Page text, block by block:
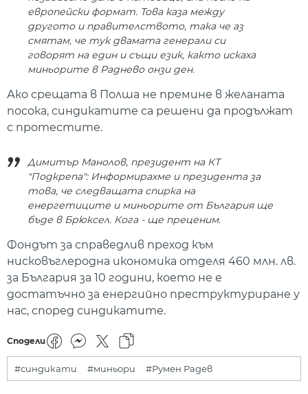
европейски формат. Това каза между
другото и правителството, така че аз
смятам, че тук двамата генерали си
говорят на един и същи език, както искаха
миньорите в Раднево онзи ден.
Ако срещата в Полша не премине в желаната
посока, синдикатите са решени да продължат
с протестите.
Димитър Манолов, президент на КТ
"Подкрепа": Информирахме и президента за
това, че следващата спирка на
енергетиците и миньорите от България ще
бъде в Брюксел. Кога - ще преценим.
Фондът за справедлив преход към
нисковъглеродна икономика отделя 460 млн. лв.
за България за 10 години, което не е
достатъчно за енергийно преструктуриране у
нас, според синдикатите.
Сподели
#синдикати #миньори #Румен Радев